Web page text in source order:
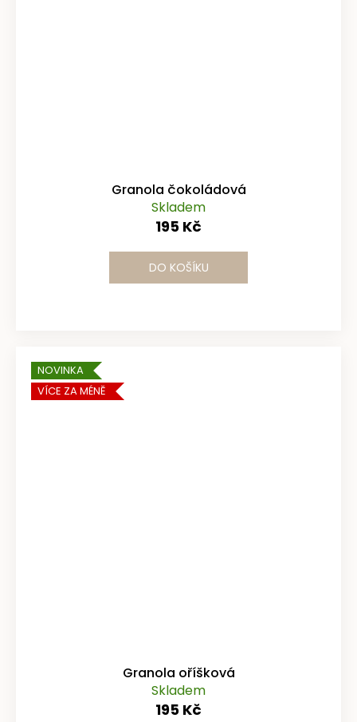
Granola čokoládová
Skladem
195 Kč
DO KOŠÍKU
NOVINKA
VÍCE ZA MÉNĚ
Granola oříšková
Skladem
195 Kč